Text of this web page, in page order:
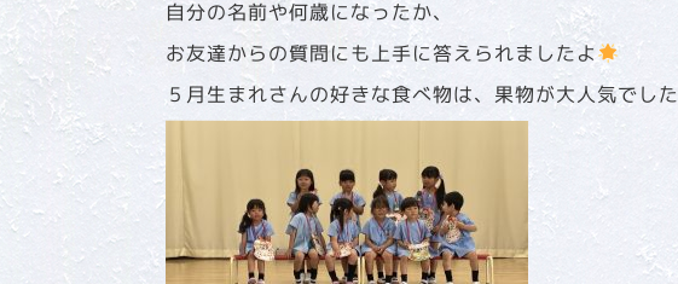
自分の名前や何歳になったか、
お友達からの質問にも上手に答えられましたよ
５月生まれさんの好きな食べ物は、果物が大人気でした